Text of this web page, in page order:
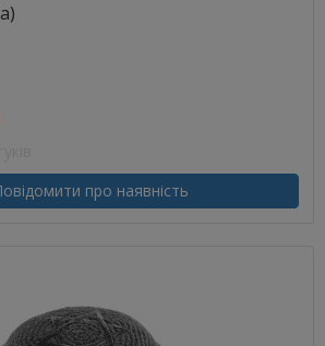
про наявність